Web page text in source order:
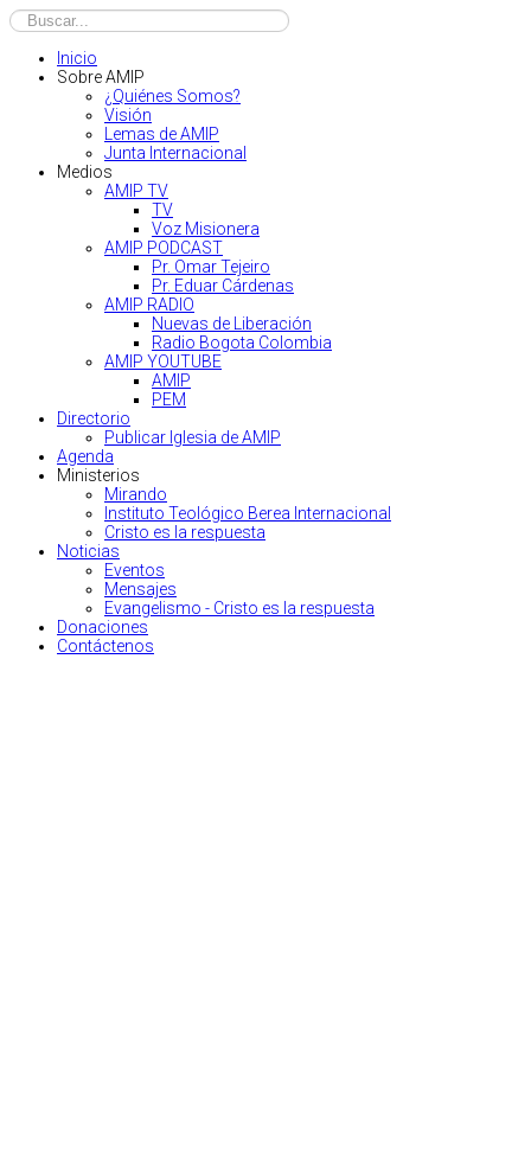
Inicio
Sobre AMIP
¿Quiénes Somos?
Visión
Lemas de AMIP
Junta Internacional
Medios
AMIP TV
TV
Voz Misionera
AMIP PODCAST
Pr. Omar Tejeiro
Pr. Eduar Cárdenas
AMIP RADIO
Nuevas de Liberación
Radio Bogota Colombia
AMIP YOUTUBE
AMIP
PEM
Directorio
Publicar Iglesia de AMIP
Agenda
Ministerios
Mirando
Instituto Teológico Berea Internacional
Cristo es la respuesta
Noticias
Eventos
Mensajes
Evangelismo - Cristo es la respuesta
Donaciones
Contáctenos